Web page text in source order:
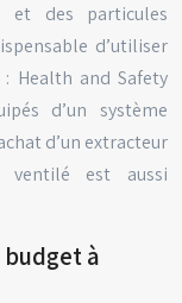
et des particules
d’utiliser
: Health and Safety
d’un système
d’un extracteur
ventilé est aussi
à